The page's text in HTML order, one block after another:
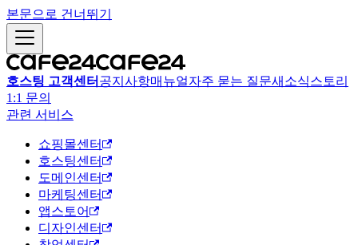
본문으로 건너뛰기
호스팅 고객센터 공지사항매뉴얼자주 묻는 질문새소식스토리
1:1 문의
관련 서비스
쇼핑몰센터
호스팅센터
도메인센터
마케팅센터
앱스토어
디자인센터